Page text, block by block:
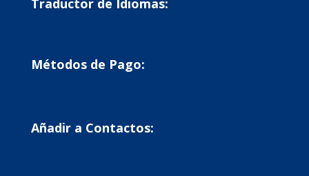
Traductor de Idiomas:
Métodos de Pago:
Añadir a Contactos: